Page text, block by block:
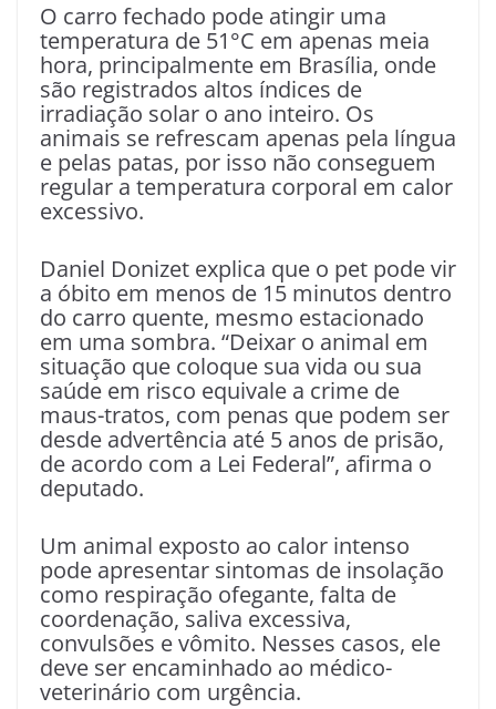
O carro fechado pode atingir uma
temperatura de 51°C em apenas meia
hora, principalmente em Brasília, onde
são registrados altos índices de
irradiação solar o ano inteiro. Os
animais se refrescam apenas pela língua
e pelas patas, por isso não conseguem
regular a temperatura corporal em calor
excessivo.
Daniel Donizet explica que o pet pode vir
a óbito em menos de 15 minutos dentro
do carro quente, mesmo estacionado
em uma sombra. “Deixar o animal em
situação que coloque sua vida ou sua
saúde em risco equivale a crime de
maus-tratos, com penas que podem ser
desde advertência até 5 anos de prisão,
de acordo com a Lei Federal”, afirma o
deputado.
Um animal exposto ao calor intenso
pode apresentar sintomas de insolação
como respiração ofegante, falta de
coordenação, saliva excessiva,
convulsões e vômito. Nesses casos, ele
deve ser encaminhado ao médico-
veterinário com urgência.